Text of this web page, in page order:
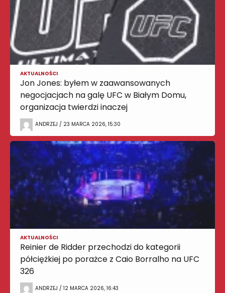
AKTUALNOŚCI
Jon Jones: byłem w zaawansowanych
negocjacjach na galę UFC w Białym Domu,
organizacja twierdzi inaczej
ANDRZEJ / 23 MARCA 2026, 15:30
AKTUALNOŚCI
Reinier de Ridder przechodzi do kategorii
półciężkiej po porażce z Caio Borralho na UFC
326
ANDRZEJ / 12 MARCA 2026, 16:43